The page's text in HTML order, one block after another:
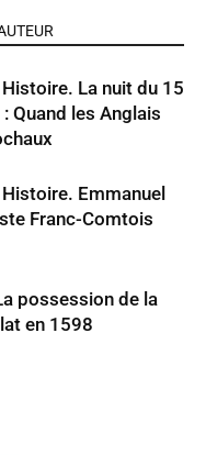
La nuit du 15
Quand les Anglais
Emmanuel
Franc-Comtois
possession de la
en 1598